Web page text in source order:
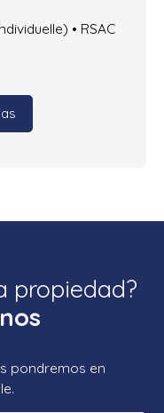
• RSAC
propiedad?
pondremos en